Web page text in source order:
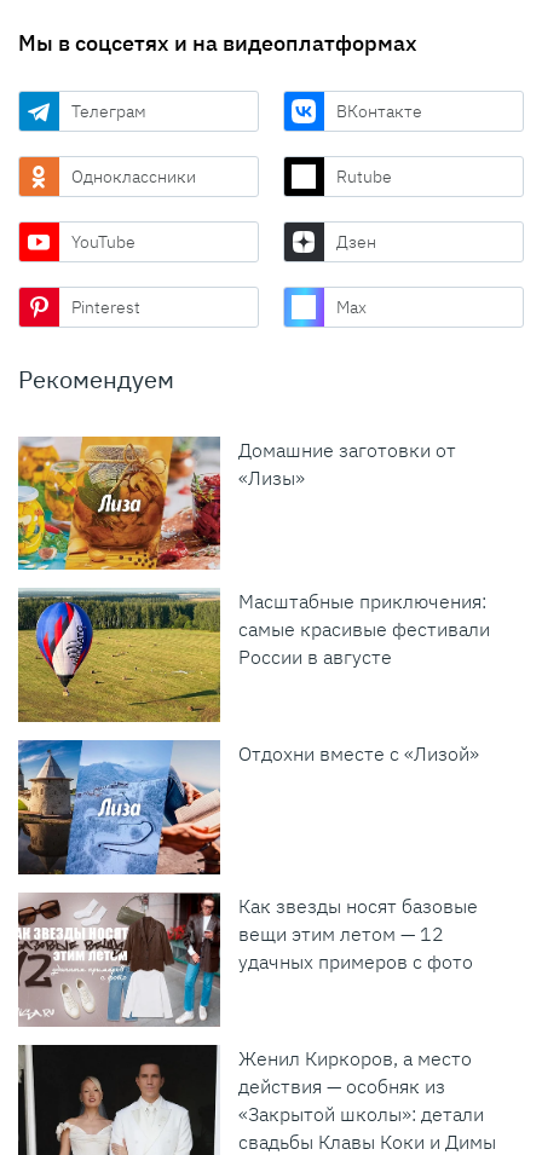
Мы в соцсетях и на видеоплатформах
Телеграм ВКонтакте
Одноклассники Rutube
YouTube Дзен
Pinterest Max
Рекомендуем
Домашние заготовки от
«Лизы»
Масштабные приключения:
самые красивые фестивали
России в августе
Отдохни вместе с «Лизой»
Как звезды носят базовые
вещи этим летом — 12
удачных примеров с фото
Женил Киркоров, а место
действия — особняк из
«Закрытой школы»: детали
свадьбы Клавы Коки и Димы